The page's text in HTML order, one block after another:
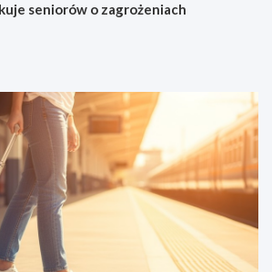
seniorów o zagrożeniach